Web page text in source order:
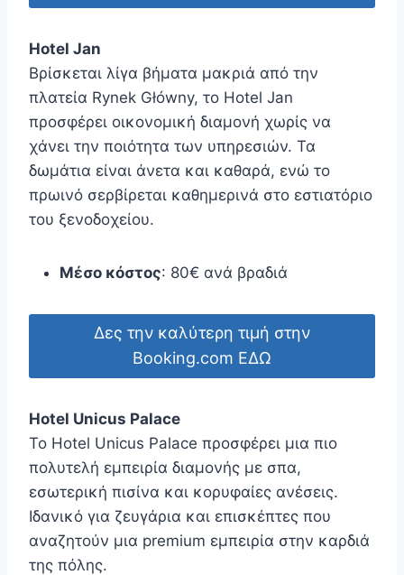
Hotel Jan
Βρίσκεται λίγα βήματα μακριά από την
πλατεία Rynek Główny, το Hotel Jan
προσφέρει οικονομική διαμονή χωρίς να
χάνει την ποιότητα των υπηρεσιών. Τα
δωμάτια είναι άνετα και καθαρά, ενώ το
πρωινό σερβίρεται καθημερινά στο εστιατόριο
του ξενοδοχείου.
Μέσο κόστος: 80€ ανά βραδιά
Δες την καλύτερη τιμή στην
Booking.com ΕΔΩ
Hotel Unicus Palace
Το Hotel Unicus Palace προσφέρει μια πιο
πολυτελή εμπειρία διαμονής με σπα,
εσωτερική πισίνα και κορυφαίες ανέσεις.
Ιδανικό για ζευγάρια και επισκέπτες που
αναζητούν μια premium εμπειρία στην καρδιά
της πόλης.